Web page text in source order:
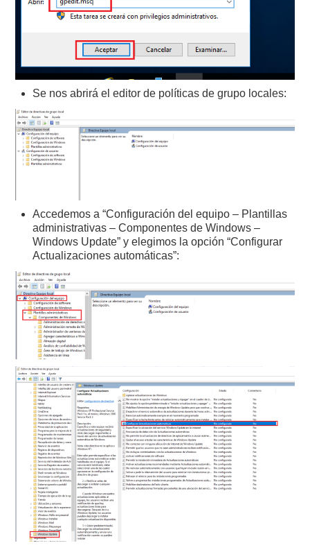
Se nos abrirá el editor de políticas de grupo locales:
Accedemos a “Configuración del equipo – Plantillas
administrativas – Componentes de Windows –
Windows Update” y elegimos la opción “Configurar
Actualizaciones automáticas”: